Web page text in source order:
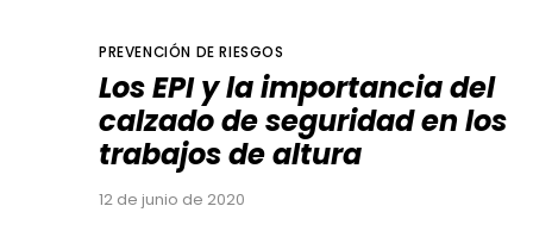
PREVENCIÓN DE RIESGOS
Los EPI y la importancia del
calzado de seguridad en los
trabajos de altura
12 de junio de 2020